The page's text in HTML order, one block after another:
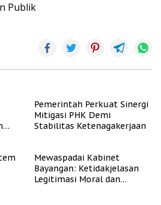
Publik
Pemerintah Perkuat Sinergi
Mitigasi PHK Demi
Stabilitas Ketenagakerjaan
Mewaspadai Kabinet
Bayangan: Ketidakjelasan
Legitimasi Moral dan